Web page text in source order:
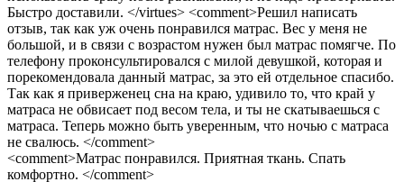
Быстро доставили. </virtues> <comment>Решил написать
отзыв, так как уж очень понравился матрас. Вес у меня не
большой, и в связи с возрастом нужен был матрас помягче. По
телефону проконсультировался с милой девушкой, которая и
порекомендовала данный матрас, за это ей отдельное спасибо.
Так как я приверженец сна на краю, удивило то, что край у
матраса не обвисает под весом тела, и ты не скатываешься с
матраса. Теперь можно быть уверенным, что ночью с матраса
не свалюсь. </comment>
<comment>Матрас понравился. Приятная ткань. Спать
комфортно. </comment>